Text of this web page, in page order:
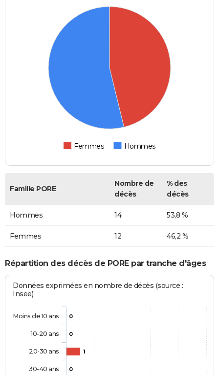
Femmes Hommes
Famille PORE
Nombre de
décès
% des
décès
Hommes 14 53,8 %
Femmes 12 46,2 %
Répartition des décès de PORE par tranche d'âges
Données exprimées en nombre de décès (source :
Insee)
0
0
1
0
Moins de 10 ans
10-20 ans
20-30 ans
30-40 ans